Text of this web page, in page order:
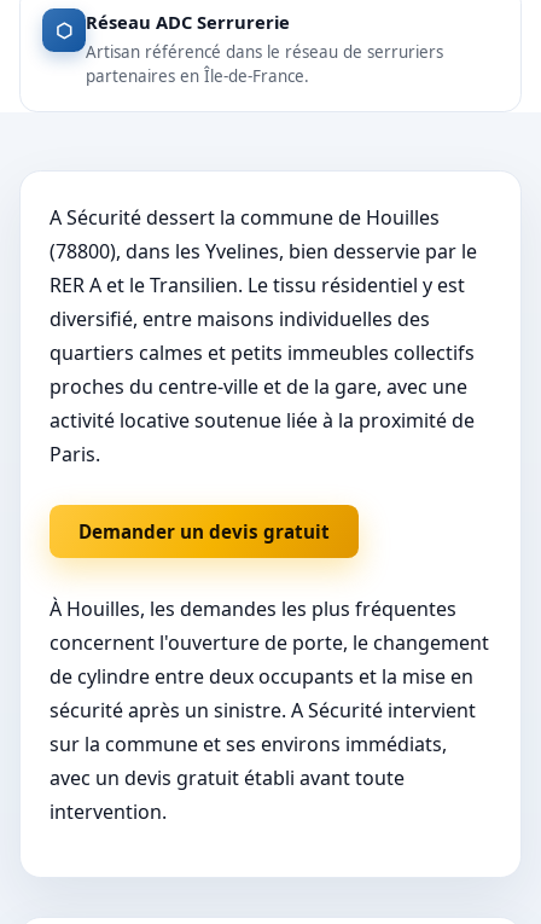
⬡ Réseau ADC Serrurerie
Artisan référencé dans le réseau de serruriers
partenaires en Île-de-France.
A Sécurité dessert la commune de Houilles
(78800), dans les Yvelines, bien desservie par le
RER A et le Transilien. Le tissu résidentiel y est
diversifié, entre maisons individuelles des
quartiers calmes et petits immeubles collectifs
proches du centre-ville et de la gare, avec une
activité locative soutenue liée à la proximité de
Paris.
Demander un devis gratuit
À Houilles, les demandes les plus fréquentes
concernent l'ouverture de porte, le changement
de cylindre entre deux occupants et la mise en
sécurité après un sinistre. A Sécurité intervient
sur la commune et ses environs immédiats,
avec un devis gratuit établi avant toute
intervention.